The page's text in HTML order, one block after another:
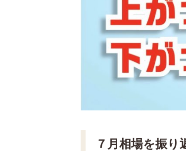
７月相場を振り